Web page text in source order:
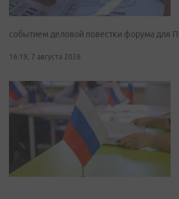
событием деловой повестки форума для
16:19, 7 августа 2026